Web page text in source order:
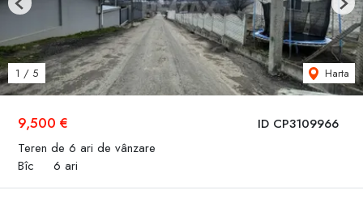
ID CP3109966
9,500 €
Teren de 6 ari de vânzare
Bîc
6 ari
1 / 5 Harta
Previous Next